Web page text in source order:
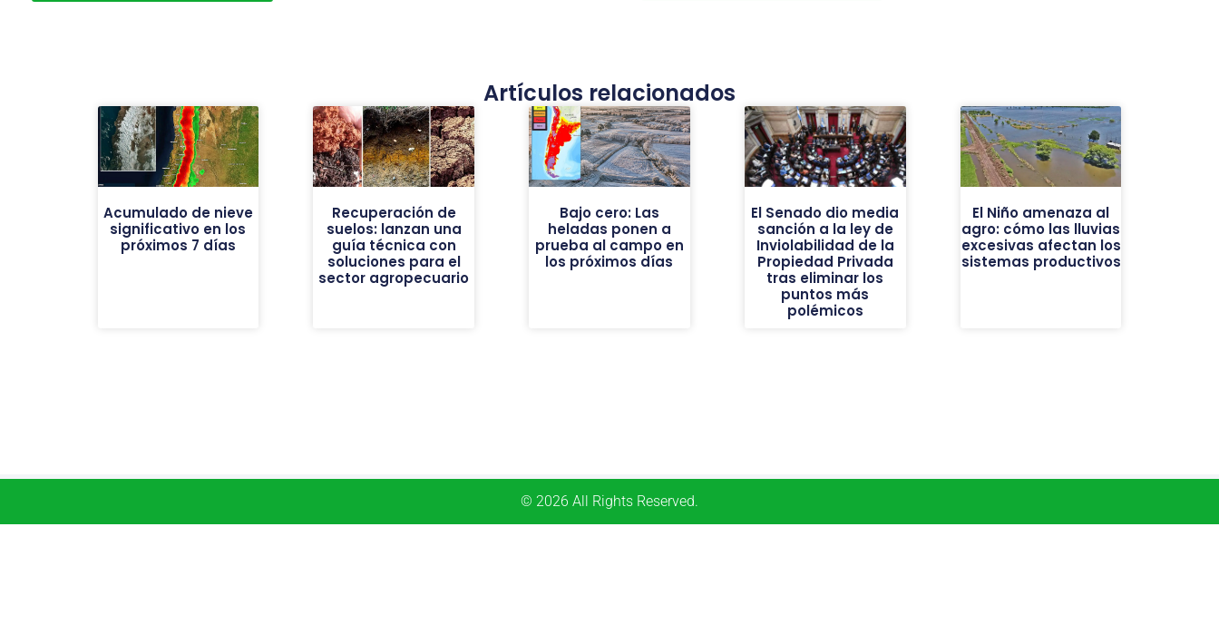
Artículos relacionados
Acumulado de nieve
significativo en los
próximos 7 días
Recuperación de
suelos: lanzan una
guía técnica con
soluciones para el
sector agropecuario
Bajo cero: Las
heladas ponen a
prueba al campo en
los próximos días
El Senado dio media
sanción a la ley de
Inviolabilidad de la
Propiedad Privada
tras eliminar los
puntos más
polémicos
El Niño amenaza al
agro: cómo las lluvias
excesivas afectan los
sistemas productivos
© 2026 All Rights Reserved.